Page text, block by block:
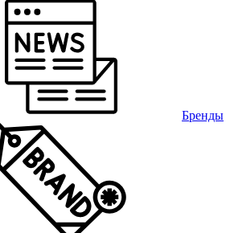
Бренды